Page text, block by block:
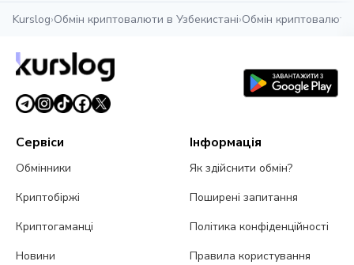
Kurslog›Обмін криптовалюти в Узбекистані›Обмін
Сервіси
Обмінники
Криптобіржі
Криптогаманці
Новини
Інформація
Як здійснити обмін?
Поширені запитання
Політика конфіденційності
Правила користування